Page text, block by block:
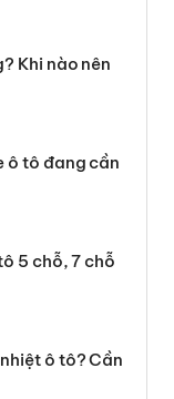
Khi nào nên
ô tô đang cần
5 chỗ, 7 chỗ
ô tô? Cần